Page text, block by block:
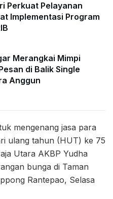
Perkuat Pelayanan
Implementasi Program
Merangkai Mimpi
di Balik Single
Anggun
mengenang jasa para
ulang tahun (HUT) ke 75
Utara AKBP Yudha
bunga di Taman
Rantepao, Selasa